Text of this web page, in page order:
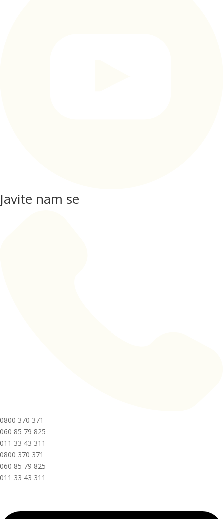
Javite nam se
0800 370 371
060 85 79 825
011 33 43 311
0800 370 371
060 85 79 825
011 33 43 311